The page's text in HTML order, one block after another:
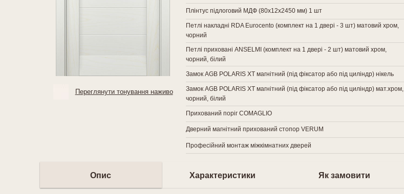
Переглянути тонування наживо
Плінтус підлоговий МДФ (80х12х2450 мм) 1 шт
Петлі накладні RDA Eurocento (комплект на 1 двері - 3 шт) матовий хром,
чорний
Петлі приховані ANSELMI (комплект на 1 двері - 2 шт) матовий хром,
чорний, білий
Замок AGB POLARIS XT магнітний (під фіксатор або під циліндр) нікель
Замок AGB POLARIS XT магнітний (під фіксатор або під циліндр) мат.хром,
чорний, білий
Прихований поріг COMAGLIO
Дверний магнітний прихований стопор VERUM
Професійний монтаж міжкімнатних дверей
Опис Характеристики Як замовити